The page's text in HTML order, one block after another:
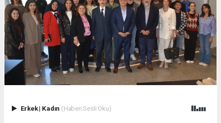
Erkek| Kadın (Haberi Sesli Oku)